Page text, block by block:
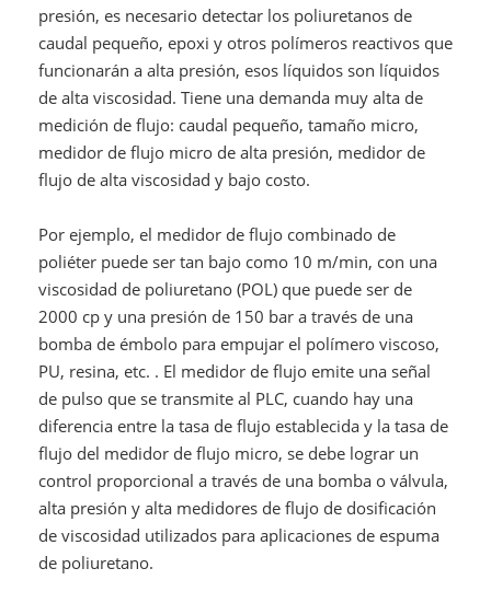
presión, es necesario detectar los poliuretanos de
caudal pequeño, epoxi y otros polímeros reactivos que
funcionarán a alta presión, esos líquidos son líquidos
de alta viscosidad. Tiene una demanda muy alta de
medición de flujo: caudal pequeño, tamaño micro,
medidor de flujo micro de alta presión, medidor de
flujo de alta viscosidad y bajo costo.
Por ejemplo, el medidor de flujo combinado de
poliéter puede ser tan bajo como 10 m/min, con una
viscosidad de poliuretano (POL) que puede ser de
2000 cp y una presión de 150 bar a través de una
bomba de émbolo para empujar el polímero viscoso,
PU, resina, etc. . El medidor de flujo emite una señal
de pulso que se transmite al PLC, cuando hay una
diferencia entre la tasa de flujo establecida y la tasa de
flujo del medidor de flujo micro, se debe lograr un
control proporcional a través de una bomba o válvula,
alta presión y alta medidores de flujo de dosificación
de viscosidad utilizados para aplicaciones de espuma
de poliuretano.